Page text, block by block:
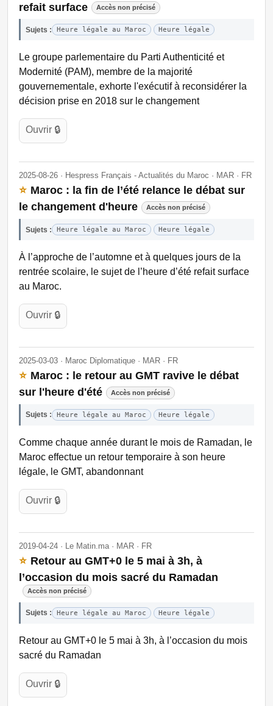
refait surface
Accès non précisé
Sujets : Heure légale au Maroc Heure légale
Le groupe parlementaire du Parti Authenticité et
Modernité (PAM), membre de la majorité
gouvernementale, exhorte l'exécutif à reconsidérer la
décision prise en 2018 sur le changement
Ouvrir 🔒
2025-08-26 · Hespress Français - Actualités du Maroc · MAR · FR
⭐ Maroc : la fin de l’été relance le débat sur
le changement d'heure
Accès non précisé
Sujets : Heure légale au Maroc Heure légale
À l’approche de l’automne et à quelques jours de la
rentrée scolaire, le sujet de l’heure d’été refait surface
au Maroc.
Ouvrir 🔒
2025-03-03 · Maroc Diplomatique · MAR · FR
⭐ Maroc : le retour au GMT ravive le débat
sur l'heure d'été
Accès non précisé
Sujets : Heure légale au Maroc Heure légale
Comme chaque année durant le mois de Ramadan, le
Maroc effectue un retour temporaire à son heure
légale, le GMT, abandonnant
Ouvrir 🔒
2019-04-24 · Le Matin.ma · MAR · FR
⭐ Retour au GMT+0 le 5 mai à 3h, à
l’occasion du mois sacré du Ramadan
Accès non précisé
Sujets : Heure légale au Maroc Heure légale
Retour au GMT+0 le 5 mai à 3h, à l’occasion du mois
sacré du Ramadan
Ouvrir 🔒